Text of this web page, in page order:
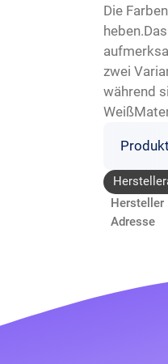
Die
zwei
während
Hersteller
Adresse